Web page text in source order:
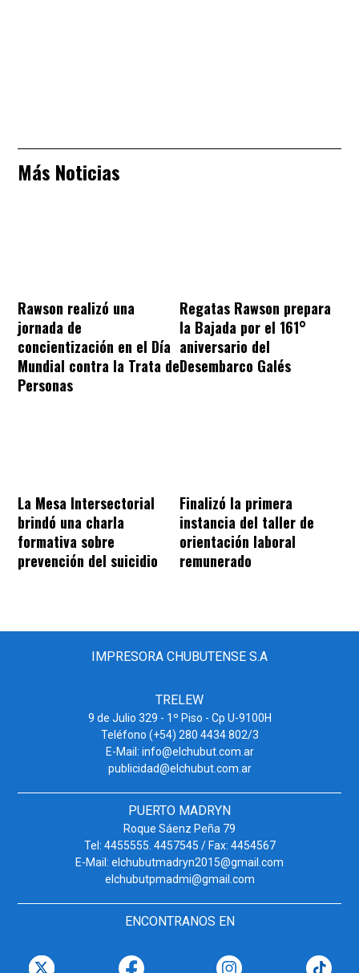
Más Noticias
Rawson realizó una
jornada de
concientización en el Día
Mundial contra la Trata de
Personas
Regatas Rawson prepara
la Bajada por el 161°
aniversario del
Desembarco Galés
La Mesa Intersectorial
brindó una charla
formativa sobre
prevención del suicidio
Finalizó la primera
instancia del taller de
orientación laboral
remunerado
IMPRESORA CHUBUTENSE S.A
TRELEW
9 de Julio 329 - 1º Piso - Cp U-9100H
Teléfono (+54) 280 4434 802/3
E-Mail: info@elchubut.com.ar
publicidad@elchubut.com.ar
PUERTO MADRYN
Roque Sáenz Peña 79
Tel: 4455555. 4457545 / Fax: 4454567
E-Mail: elchubutmadryn2015@gmail.com
elchubutpmadmi@gmail.com
ENCONTRANOS EN